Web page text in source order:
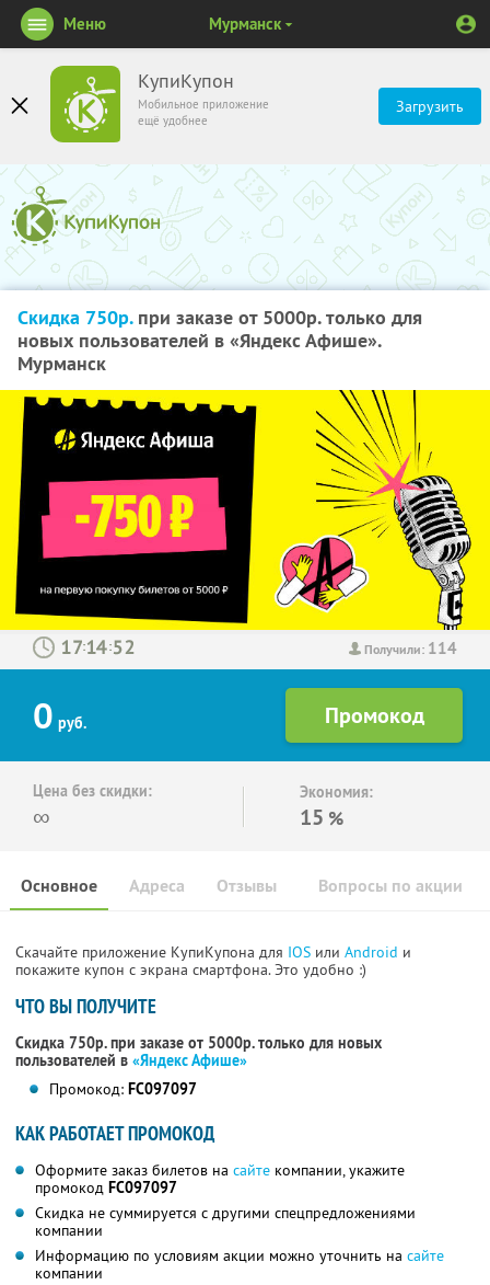
КупиКупон
Мобильное приложение
ещё удобнее
Загрузить
Меню Мурманск
Скидка 750р.при заказе от 5000р. только для
новых пользователей в «Яндекс Афише».
Мурманск
Получили: 114
: :
0 руб.
Цена без скидки:
∞
Экономия:
15 %
Основное Отзывы Вопросы по акции
Адреса
Скачайте приложение КупиКупона для IOS или Android и
покажите купон с экрана смартфона. Это удобно :)
ЧТО ВЫ ПОЛУЧИТЕ
Скидка 750р. при заказе от 5000р. только для новых
пользователей в «Яндекс Афише»
Промокод: FC097097
КАК РАБОТАЕТ ПРОМОКОД
Оформите заказ билетов на сайте компании, укажите
промокод FC097097
Скидка не суммируется с другими спецпредложениями
компании
Информацию по условиям акции можно уточнить на сайте
компании